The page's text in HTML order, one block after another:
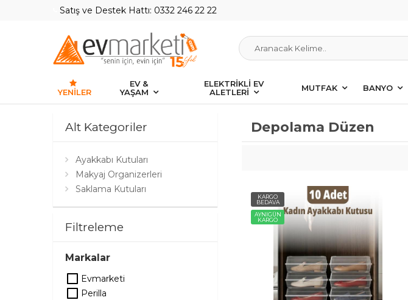
Satış ve Destek Hattı: 0332 246 22 22
YENILER
EV &
YAŞAM
ELEKTRİKLİ EV
ALETLERİ
MUTFAK BANYO
Alt Kategoriler
Ayakkabı Kutuları
Makyaj Organizerleri
Saklama Kutuları
Filtreleme
Markalar
Evmarketi
Perilla
Depolama Düzen
KARGO
BEDAVA
AYNIGÜN
KARGO